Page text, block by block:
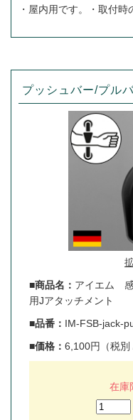
・屋内用です。・取付時
プッシュバー/プル
■商品名： アイエム 感
用Jアタッチメント
■品番： IM-FSB-jack-
■価格： 6,100円（税別
在庫